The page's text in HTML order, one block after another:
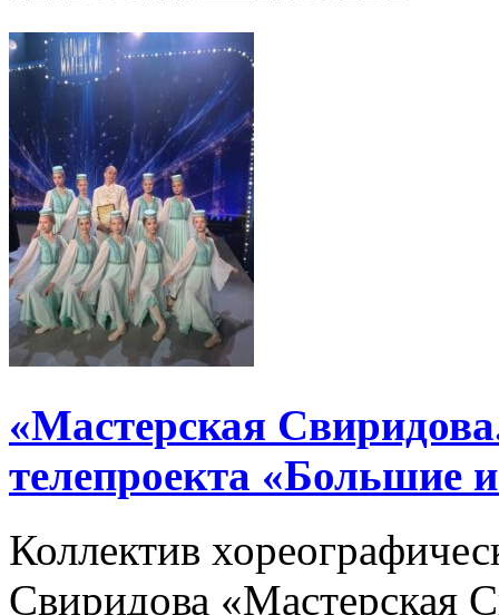
«Мастерская
телепроекта «Большие
Коллектив
Свиридова «Мастерская